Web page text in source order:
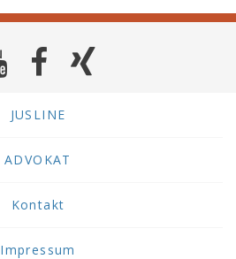
JUSLINE
ADVOKAT
Kontakt
Impressum